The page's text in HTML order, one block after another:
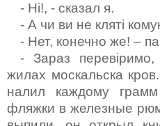
- Ні!, - сказал я.
- А чи ви не кляті
- Нет, конечно же! –
- Зараз
жилах москальска
налил каждому
фляжки в железные